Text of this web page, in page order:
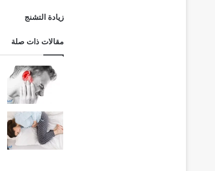
زيادة التشنج
مقالات ذات صلة